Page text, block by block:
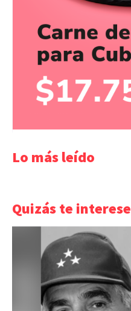
Lo más leído
Quizás te interese